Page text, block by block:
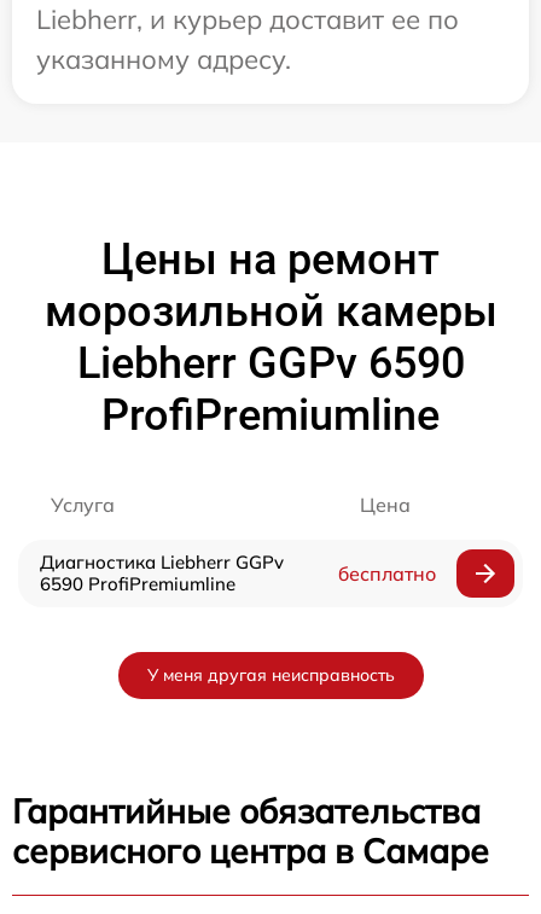
Liebherr, и курьер доставит ее по
указанному адресу.
Цены на ремонт
морозильной камеры
Liebherr GGPv 6590
ProfiPremiumline
Услуга Цена
Диагностика Liebherr GGPv
6590 ProfiPremiumline
бесплатно
У меня другая неисправность
Гарантийные обязательства
сервисного центра в Самаре